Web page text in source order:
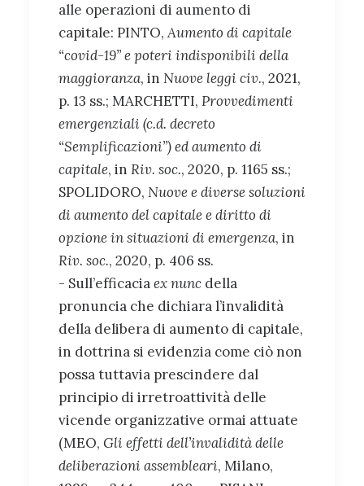
alle operazioni di aumento di
capitale: PINTO,Aumento di capitale
“covid-19” e poteri indisponibili della
maggioranza, in Nuove leggi civ., 2021,
p. 13 ss.; MARCHETTI, Provvedimenti
emergenziali (c.d. decreto
“Semplificazioni”) ed aumento di
capitale, in Riv. soc., 2020, p. 1165 ss.;
SPOLIDORO, Nuove e diverse soluzioni
di aumento del capitale e diritto di
opzione in situazioni di emergenza, in
Riv. soc., 2020, p. 406 ss.
- Sull’efficaciaex nunc della
pronuncia che dichiara l’invalidità
della delibera di aumento di capitale,
in dottrina si evidenzia come ciò non
possa tuttavia prescindere dal
principio di irretroattività delle
vicende organizzative ormai attuate
(MEO, Gli effetti dell’invalidità delle
deliberazioni assembleari, Milano,